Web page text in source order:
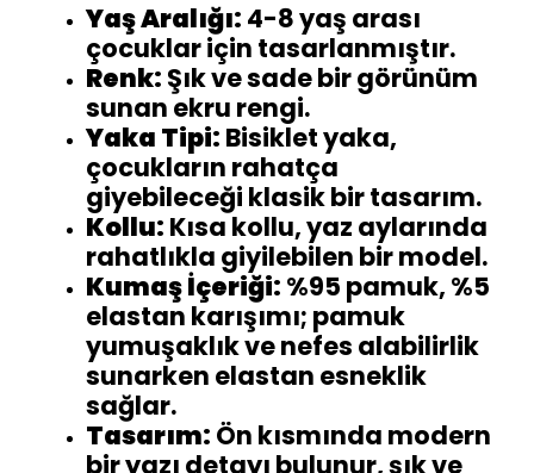
Yaş Aralığı: 4-8 yaş arası
çocuklar için tasarlanmıştır.
Renk: Şık ve sade bir görünüm
sunan ekru rengi.
Yaka Tipi: Bisiklet yaka,
çocukların rahatça
giyebileceği klasik bir tasarım.
Kollu: Kısa kollu, yaz aylarında
rahatlıkla giyilebilen bir model.
Kumaş İçeriği: %95 pamuk, %5
elastan karışımı; pamuk
yumuşaklık ve nefes alabilirlik
sunarken elastan esneklik
sağlar.
Tasarım: Ön kısmında modern
bir yazı detayı bulunur, şık ve